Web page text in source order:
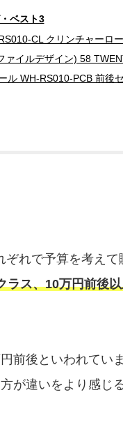
ベスト3
CL クリンチャーロ
ァイルデザイン) 58
ル WH-RS010-PCB 前後
れで予算を考えて
ス、10万円前後
前後といわれてい
が違いをより感じ